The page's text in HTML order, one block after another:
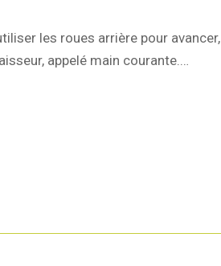
les roues arrière pour avancer,
appelé main courante.…